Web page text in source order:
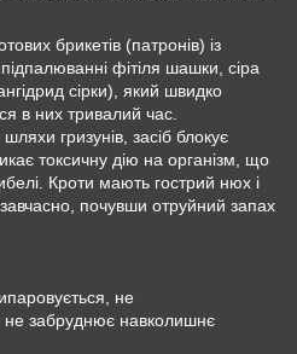
брикетів (патронів) із
фітіля шашки, сіра
сірки), який швидко
в них тривалий час.
гризунів, засіб блокує
токсичну дію на організм, що
Кроти мають гострий нюх і
почувши отруйний запах
не
не забруднює навколишнє